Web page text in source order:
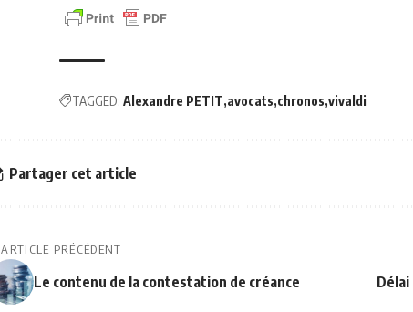
TAGGED: Alexandre PETIT avocats chronos vivaldi
Partager cet article
ARTICLE PRÉCÉDENT
Le contenu de la contestation de créance